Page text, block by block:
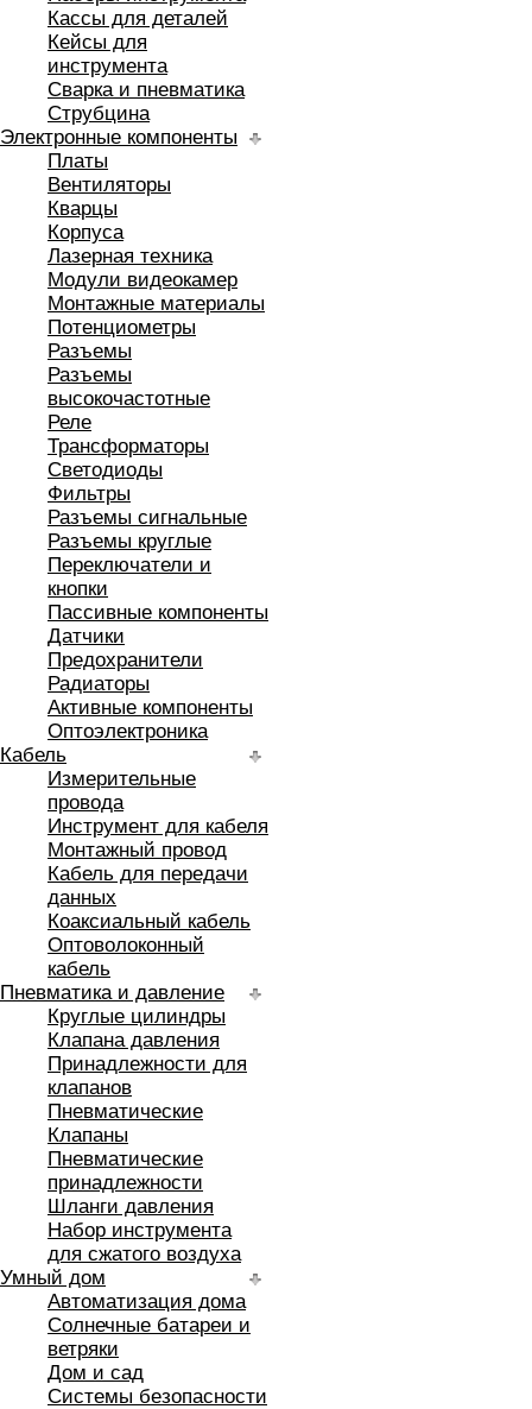
Кассы для деталей
Кейсы для
инструмента
Сварка и пневматика
Струбцина
Электронные компоненты
Платы
Вентиляторы
Кварцы
Корпуса
Лазерная техника
Модули видеокамер
Монтажные материалы
Потенциометры
Разъемы
Разъемы
высокочастотные
Реле
Трансформаторы
Светодиоды
Фильтры
Разъемы сигнальные
Разъемы круглые
Переключатели и
кнопки
Пассивные компоненты
Датчики
Предохранители
Радиаторы
Активные компоненты
Оптоэлектроника
Кабель
Измерительные
провода
Инструмент для кабеля
Монтажный провод
Кабель для передачи
данных
Коаксиальный кабель
Оптоволоконный
кабель
Пневматика и давление
Круглые цилиндры
Клапана давления
Принадлежности для
клапанов
Пневматические
Клапаны
Пневматические
принадлежности
Шланги давления
Набор инструмента
для сжатого воздуха
Умный дом
Автоматизация дома
Солнечные батареи и
ветряки
Дом и сад
Системы безопасности